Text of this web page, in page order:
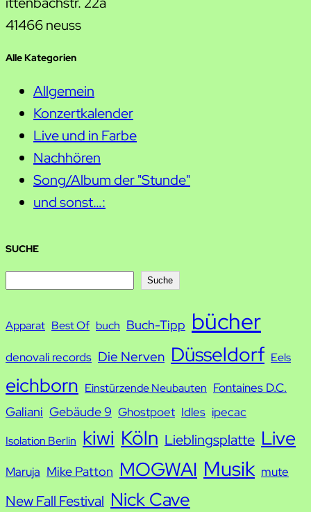
41466 neuss
Alle Kategorien
Allgemein
Konzertkalender
Live und in Farbe
Nachhören
Song/Album der "Stunde"
und sonst…:
SUCHE
c
Suche
Apparat Best Of buch Buch-Tipp bücher
denovali records Die Nerven Düsseldorf Eels
eichborn Einstürzende Neubauten Fontaines D.C.
Galiani Gebäude 9 Ghostpoet Idles ipecac
Isolation Berlin kiwi Köln Lieblingsplatte Live
Maruja Mike Patton MOGWAI Musik mute
New Fall Festival Nick Cave